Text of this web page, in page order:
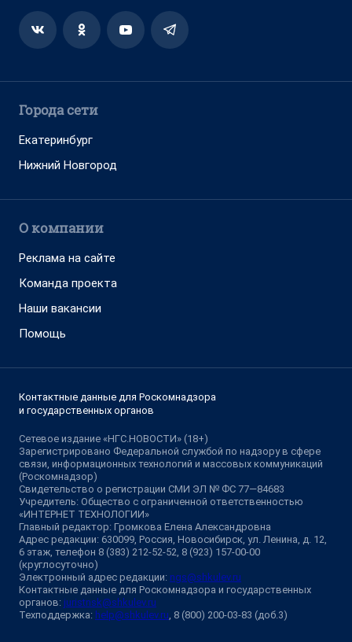
Города сети
Екатеринбург
Нижний Новгород
О компании
Реклама на сайте
Команда проекта
Наши вакансии
Помощь
Контактные данные для Роскомнадзора
и государственных органов
Сетевое издание «НГС.НОВОСТИ» (18+)
Зарегистрировано Федеральной службой по надзору в сфере
связи, информационных технологий и массовых коммуникаций
(Роскомнадзор)
Свидетельство о регистрации СМИ ЭЛ № ФС 77—84683
Учредитель: Общество с ограниченной ответственностью
«ИНТЕРНЕТ ТЕХНОЛОГИИ»
Главный редактор: Громкова Елена Александровна
Адрес редакции: 630099, Россия, Новосибирск, ул. Ленина, д. 12,
6 этаж, телефон 8 (383) 212-52-52, 8 (923) 157-00-00
(круглосуточно)
Электронный адрес редакции: ngs@shkulev.ru
Контактные данные для Роскомнадзора и государственных
органов: juristnsk@shkulev.ru
Техподдержка: help@shkulev.ru, 8 (800) 200-03-83 (доб.3)